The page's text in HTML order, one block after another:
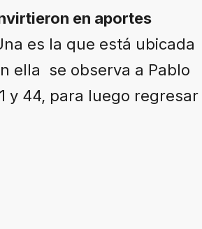
en aportes
es la que está ubicada
ella se observa a Pablo
y 44, para luego regresar